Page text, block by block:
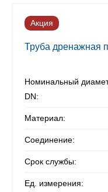
Акция
Труба дренажная
Номинальный
DN:
Материал:
Соединение:
Срок службы:
Ед. измерения: